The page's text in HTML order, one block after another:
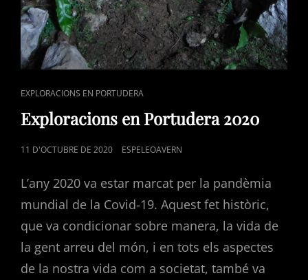
CAT
EXPLORACIONS EN PORTUDERA
Exploracions en Portudera 2020
POSTED
11 D'OCTUBRE DE 2020 ESPELEOAVERN
L’any 2020 va estar marcat per la pandèmia
mundial de la Covid-19. Aquest fet històric,
que va condicionar sobre manera, la vida de
la gent arreu del món, i en tots els aspectes
de la nostra vida com a societat, també va